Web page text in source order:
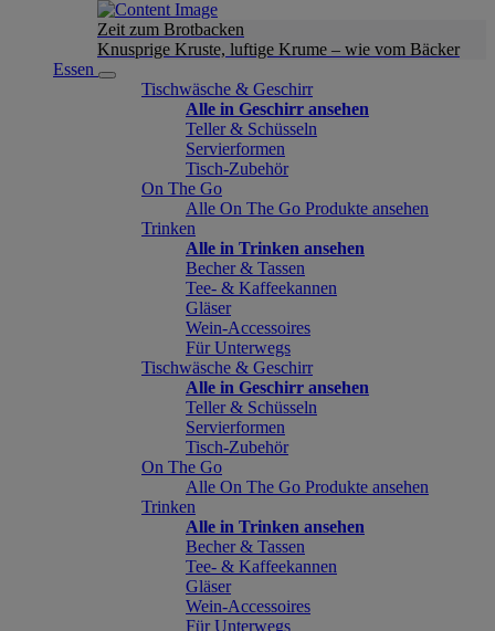
Zeit zum Brotbacken
Knusprige Kruste, luftige Krume – wie vom Bäcker
Essen
Tischwäsche & Geschirr
Alle in Geschirr ansehen
Teller & Schüsseln
Servierformen
Tisch-Zubehör
On The Go
Alle On The Go Produkte ansehen
Trinken
Alle in Trinken ansehen
Becher & Tassen
Tee- & Kaffeekannen
Gläser
Wein-Accessoires
Für Unterwegs
Tischwäsche & Geschirr
Alle in Geschirr ansehen
Teller & Schüsseln
Servierformen
Tisch-Zubehör
On The Go
Alle On The Go Produkte ansehen
Trinken
Alle in Trinken ansehen
Becher & Tassen
Tee- & Kaffeekannen
Gläser
Wein-Accessoires
Für Unterwegs